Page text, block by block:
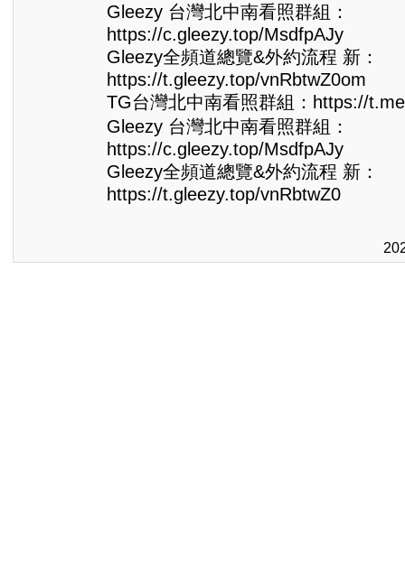
Gleezy 台灣北中南看照群組：
https://c.gleezy.top/MsdfpAJy
Gleezy全頻道總覽&外約流程 新：
https://t.gleezy.top/vnRbtwZ0om
TG台灣北中南看照群組：https://
Gleezy 台灣北中南看照群組：
https://c.gleezy.top/MsdfpAJy
Gleezy全頻道總覽&外約流程 新：
https://t.gleezy.top/vnRbtwZ0